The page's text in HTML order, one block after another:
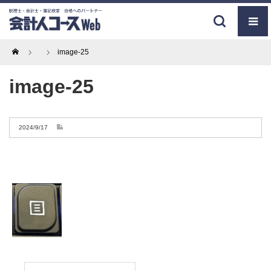
Home image-25
image-25
2024/9/17